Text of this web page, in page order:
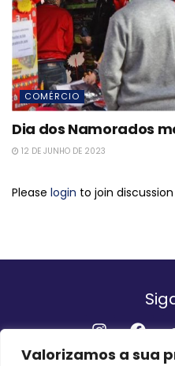
Valorizamos a sua
COMÉRCIO
Dia dos Namorados
12 DE JUNHO DE 2023
Please login to join discussion